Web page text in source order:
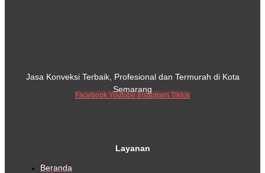
Jasa Konveksi Terbaik, Profesional dan Termurah di Kota
Semarang
Facebook Youtube Instagram Tiktok
Layanan
Beranda